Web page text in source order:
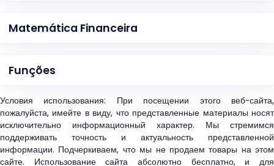
Matemática Financeira
Funções
Условия использования: При посещении этого веб-сайта,
пожалуйста, имейте в виду, что представленные материалы носят
исключительно информационный характер. Мы стремимся
поддерживать точность и актуальность представленной
информации. Подчеркиваем, что мы не продаем товары на этом
сайте. Использование сайта абсолютно бесплатно, и для